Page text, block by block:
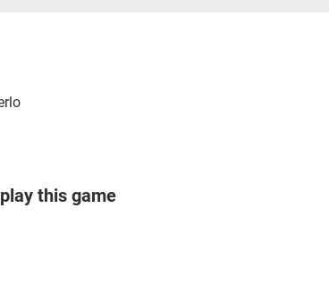
this game